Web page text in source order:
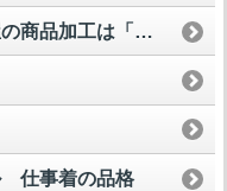
8月号 徹底検証！まいど屋の商品加工は「買い」なのか？
仕事着の品格